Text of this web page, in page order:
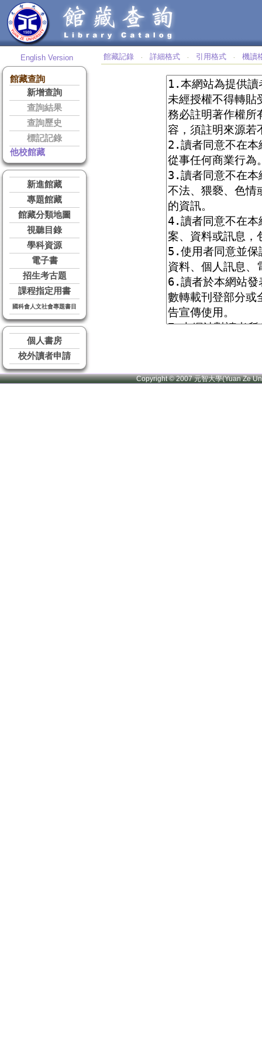
English Version
館藏查詢
新增查詢
查詢結果
查詢歷史
標記記錄
他校館藏
新進館藏
專題館藏
館藏分類地圖
視聽目錄
學科資源
電子書
招生考古題
課程指定用書
國科會人文社會專題書目
個人書房
校外讀者申請
館藏記錄 ‧ 詳細格式 ‧ 引用格式 ‧ 機讀
Copyright © 2007 元智大學(Yuan Ze